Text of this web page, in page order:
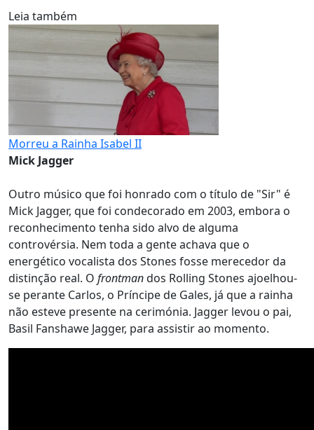
Leia também
Morreu a Rainha Isabel II
Mick Jagger
Outro músico que foi honrado com o título de "Sir" é
Mick Jagger, que foi condecorado em 2003, embora o
reconhecimento tenha sido alvo de alguma
controvérsia. Nem toda a gente achava que o
energético vocalista dos Stones fosse merecedor da
distinção real. O frontmandos Rolling Stones ajoelhou-
se perante Carlos, o Príncipe de Gales, já que a rainha
não esteve presente na cerimónia. Jagger levou o pai,
Basil Fanshawe Jagger, para assistir ao momento.